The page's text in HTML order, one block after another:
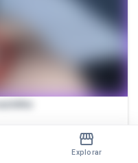
Explorar
no cuzinho 🍩